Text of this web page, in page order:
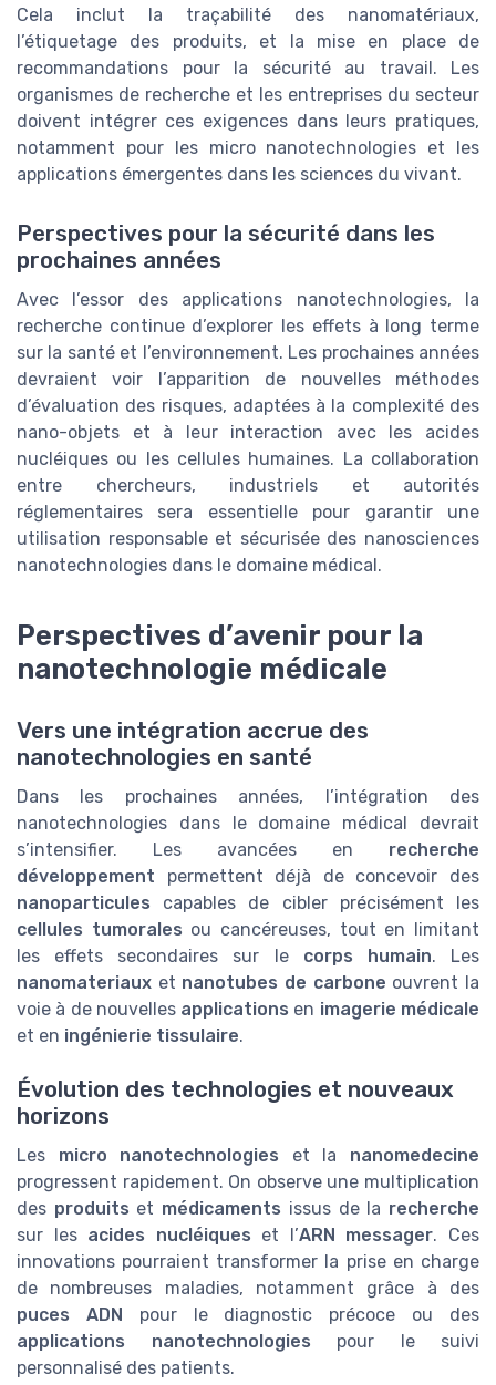
Cela inclut la traçabilité des nanomatériaux,
l’étiquetage des produits, et la mise en place de
recommandations pour la sécurité au travail. Les
organismes de recherche et les entreprises du secteur
doivent intégrer ces exigences dans leurs pratiques,
notamment pour les micro nanotechnologies et les
applications émergentes dans les sciences du vivant.
Perspectives pour la sécurité dans les
prochaines années
Avec l’essor des applications nanotechnologies, la
recherche continue d’explorer les effets à long terme
sur la santé et l’environnement. Les prochaines années
devraient voir l’apparition de nouvelles méthodes
d’évaluation des risques, adaptées à la complexité des
nano-objets et à leur interaction avec les acides
nucléiques ou les cellules humaines. La collaboration
entre chercheurs, industriels et autorités
réglementaires sera essentielle pour garantir une
utilisation responsable et sécurisée des nanosciences
nanotechnologies dans le domaine médical.
Perspectives d’avenir pour la
nanotechnologie médicale
Vers une intégration accrue des
nanotechnologies en santé
Dans les prochaines années, l’intégration des
nanotechnologies dans le domaine médical devrait
s’intensifier. Les avancées en recherche
développement permettent déjà de concevoir des
nanoparticules capables de cibler précisément les
cellules tumorales ou cancéreuses, tout en limitant
les effets secondaires sur le corps humain. Les
nanomateriaux et nanotubes de carbone ouvrent la
voie à de nouvelles applications en imagerie médicale
et en ingénierie tissulaire.
Évolution des technologies et nouveaux
horizons
Les micro nanotechnologies et la nanomedecine
progressent rapidement. On observe une multiplication
des produits et médicaments issus de la recherche
sur les acides nucléiques et l’ARN messager. Ces
innovations pourraient transformer la prise en charge
de nombreuses maladies, notamment grâce à des
puces ADN
pour le diagnostic précoce ou des
applications nanotechnologies pour le suivi
personnalisé des patients.